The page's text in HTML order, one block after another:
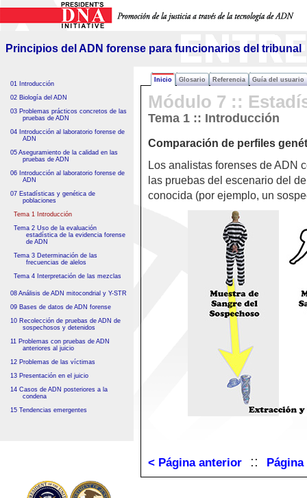
para funcionarios del tribunal
Principios del ADN forense para funcionarios del tribunal
Inicio Glosario Referencia Guía del usuario
01 Introducción
02 Biología del ADN
03 Problemas prácticos concretos de las
pruebas de ADN
04 Introducción al laboratorio forense de
ADN
05 Aseguramiento de la calidad en las
pruebas de ADN
06 Introducción al laboratorio forense de
ADN
07 Estadísticas y genética de
poblaciones
Tema 1 Introducción
Tema 2 Uso de la evaluación
estadística de la evidencia forense
de ADN
Tema 3 Determinación de las
frecuencias de alelos
Tema 4 Interpretación de las mezclas
08 Análisis de ADN mitocondrial y Y-STR
09 Bases de datos de ADN forense
10 Recolección de pruebas de ADN de
sospechosos y detenidos
11 Problemas con pruebas de ADN
anteriores al juicio
12 Problemas de las víctimas
13 Presentación en el juicio
14 Casos de ADN posteriores a la
condena
15 Tendencias emergentes
Módulo 7 ::
Tema 1 :: Introducción
Comparación de perfiles
Los analistas forenses de ADN
las pruebas del escenario del
conocida (por ejemplo, un
< Página anterior ::